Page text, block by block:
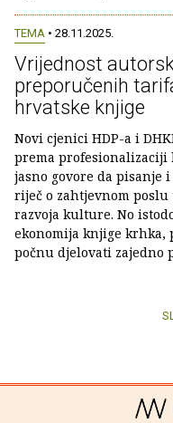
TEMA • 28.11.2025.
Vrijednost
preporučenih
hrvatske knjige
Novi cjenici HDP-a i
prema profesionalizaciji
jasno govore da pisanje
riječ o zahtjevnom
razvoja kulture. No
ekonomija knjige krhka,
počnu djelovati zajedno